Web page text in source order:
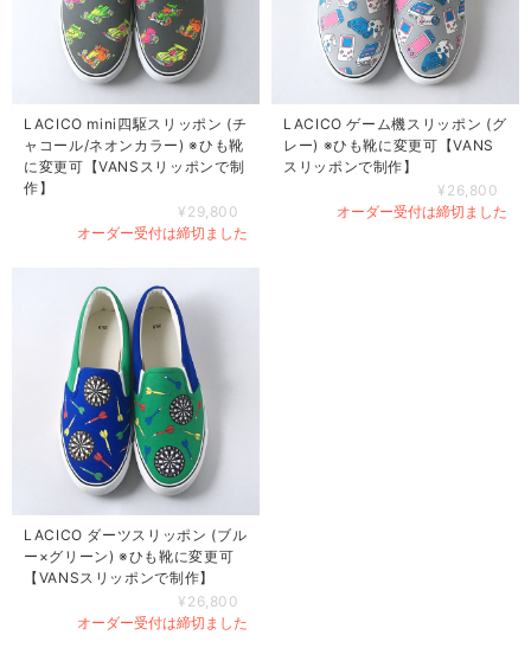
LACICO mini四駆スリッポン (チ
ャコール/ネオンカラー) ※ひも靴
に変更可【VANSスリッポンで制
作】
¥29,800
オーダー受付は締切ました
LACICO ゲーム機スリッポン (グ
レー) ※ひも靴に変更可【VANS
スリッポンで制作】
¥26,800
オーダー受付は締切ました
LACICO ダーツスリッポン (ブル
ー×グリーン) ※ひも靴に変更可
【VANSスリッポンで制作】
¥26,800
オーダー受付は締切ました